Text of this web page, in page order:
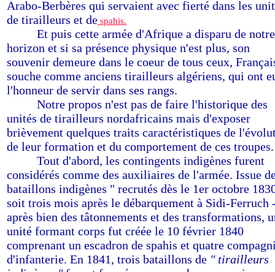
Arabo-Berbères qui servaient avec fierté dans les
de tirailleurs et de spahis.
Et puis cette armée d'Afrique a disparu de notre
horizon et si sa présence physique n'est plus, son
souvenir demeure dans le coeur de tous ceux,
souche comme anciens tirailleurs algériens, qui ont
l'honneur de servir dans ses rangs.
Notre propos n'est pas de faire l'historique des
unités de tirailleurs nordafricains mais d'exposer
brièvement quelques traits caractéristiques de
de leur formation et du comportement de ces troupes.
Tout d'abord, les contingents indigènes furent
considérés comme des auxiliaires de l'armée. Issue
bataillons indigènes " recrutés dès le 1er octobre
soit trois mois après le débarquement à Sidi-Ferruch
après bien des tâtonnements et des transformations,
unité formant corps fut créée le 10 février 1840
comprenant un escadron de spahis et quatre
d'infanterie. En 1841, trois bataillons de " tirailleurs